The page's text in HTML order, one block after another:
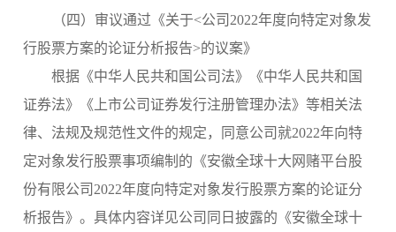
（四）审议通过《关于<公司2022年度向特定对象发
行股票方案的论证分析报告>的议案》
根据《中华人民共和国公司法》《中华人民共和国
证券法》《上市公司证券发行注册管理办法》等相关法
律、法规及规范性文件的规定，
同意公司就2022年向特
定对象发行股票事项编制的《安徽全球十大网赌平台股
份有限公司 2022年度向特定对象发行股票方案的论证分
析报告》。具体内容详见公司同日披露的《安徽全球十